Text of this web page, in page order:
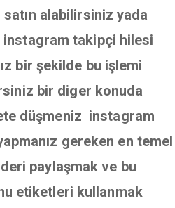
alabilirsiniz yada
takipçi hilesi
bir şekilde bu işlemi
bir diger konuda
düşmeniz instagram
gereken en temel
paylaşmak ve bu
etiketleri kullanmak